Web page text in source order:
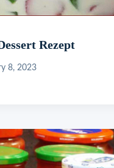
Rezept
8, 2023